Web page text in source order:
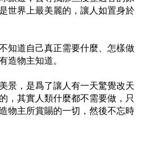
世界上最美麗的，讓人如置身於
知道自己真正需要什麼、怎樣做
造物主知道。
景，是爲了讓人有一天驚覺改天
，其實人類什麼都不需要做，只
物主所賞賜的一切，然後不忘時